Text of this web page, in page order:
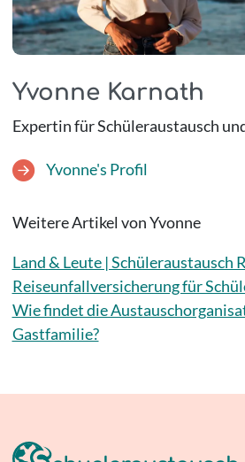
Yvonne Karnath
Expertin für Schüleraustausch
Yvonne's Profil
Weitere Artikel von Yvonne
Land & Leute | Schüleraustausch
Reiseunfallversicherung für
Wie findet die
Gastfamilie?